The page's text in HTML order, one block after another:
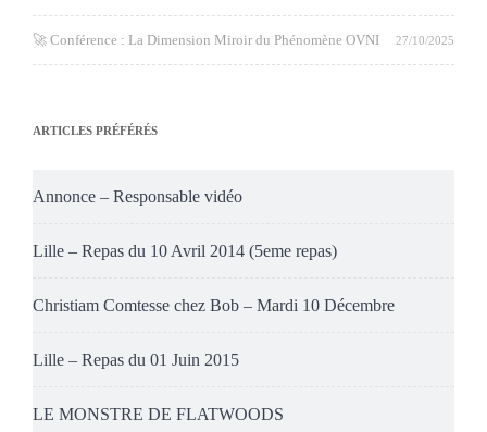
🚀 Conférence : La Dimension Miroir du Phénomène OVNI 27/10/2025
ARTICLES PRÉFÉRÉS
Annonce – Responsable vidéo
Lille – Repas du 10 Avril 2014 (5eme repas)
Christiam Comtesse chez Bob – Mardi 10 Décembre
Lille – Repas du 01 Juin 2015
LE MONSTRE DE FLATWOODS